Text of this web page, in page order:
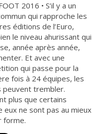
2016 • S’il y a un
qui rapproche les
éditions de l’Euro,
le niveau ahurissant qui
année après année,
Et avec une
qui passe pour la
fois à 24 équipes, les
peuvent trembler.
plus que certains
eux ne sont pas au mieux
forme.